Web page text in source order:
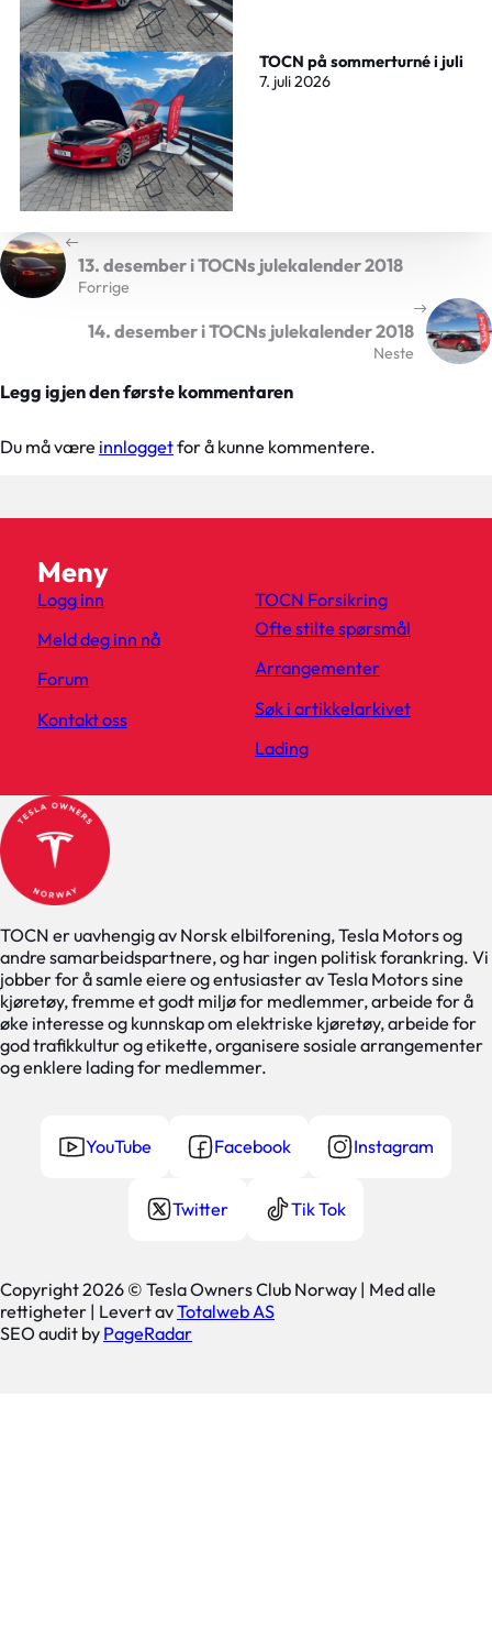
TOCN på sommerturné i juli
7. juli 2026
Forrige
13. desember i TOCNs julekalender 2018
Neste
14. desember i TOCNs julekalender 2018
Legg igjen den første kommentaren
Du må være innloggetfor å kunne kommentere.
TOCN er uavhengig av Norsk elbilforening, Tesla Motors og
andre samarbeidspartnere, og har ingen politisk forankring. Vi
jobber for å samle eiere og entusiaster av Tesla Motors sine
kjøretøy, fremme et godt miljø for medlemmer, arbeide for å
øke interesse og kunnskap om elektriske kjøretøy, arbeide for
god trafikkultur og etikette, organisere sosiale arrangementer
og enklere lading for medlemmer.
YouTube Facebook Instagram
Twitter Tik Tok
Copyright 2026 © Tesla Owners Club Norway | Med alle
rettigheter | Levert avTotalweb AS
SEO audit by PageRadar
Meny
Logg inn
Meld deg inn nå
Forum
Kontakt oss
TOCN Forsikring
Ofte stilte spørsmål
Arrangementer
Søk i artikkelarkivet
Lading